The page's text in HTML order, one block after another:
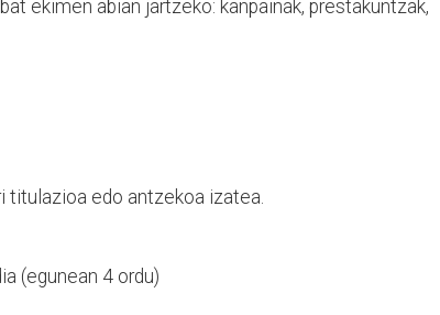
ekimen abian jartzeko: kanpainak, prestakuntzak,
titulazioa edo antzekoa izatea.
(egunean 4 ordu)